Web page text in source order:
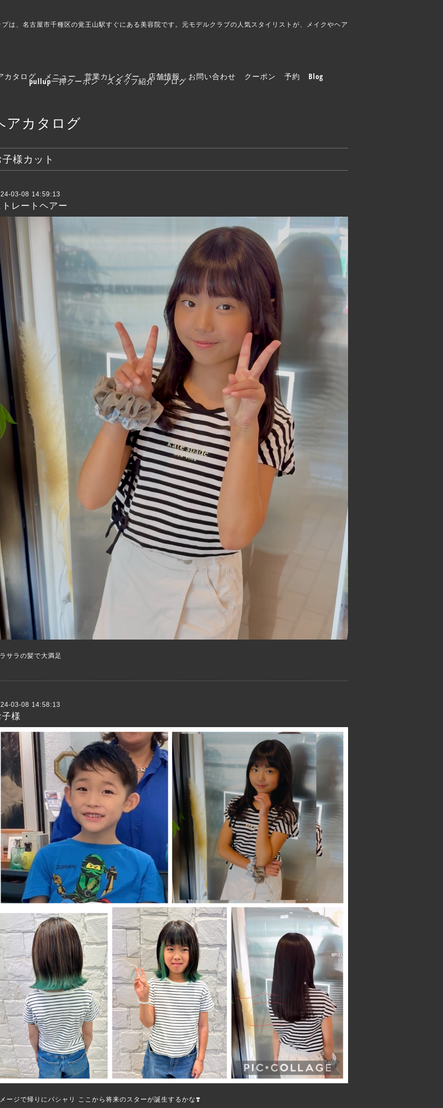
は、名古屋市千種区の覚王山駅すぐにある美容院です。元モデルクラブの人気スタイリストが、メイクやヘア
カタログ メニュー 営業カレンダー 店舗情報 お問い合わせ クーポン 予約 Blog
pullup一押クーポン スタッフ紹介 ブログ
アカタログ
様カット
03-08 14:59:13
トレートヘアー
サラの髪で大満足
03-08 14:58:13
様
ージで帰りにパシャリ ここから将来のスターが誕生するかな❣️